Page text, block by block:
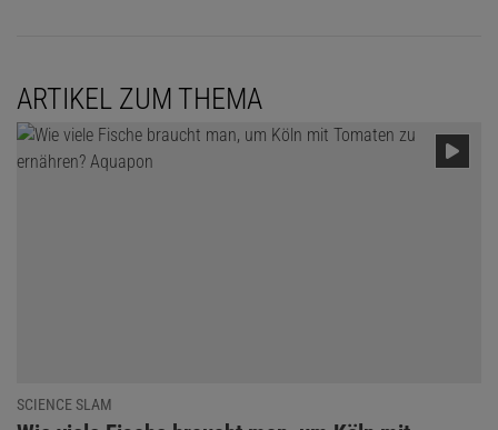
ARTIKEL ZUM THEMA
SCIENCE SLAM